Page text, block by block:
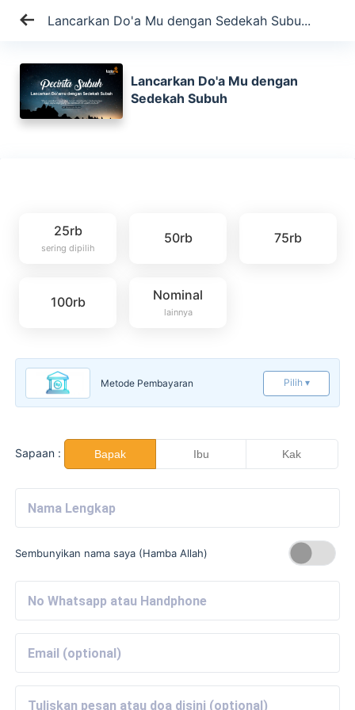
Lancarkan Do'a Mu dengan Sedekah Subu...
Lancarkan Do'a Mu dengan
Sedekah Subuh
25rb
sering dipilih
50rb 75rb
100rb Nominal
lainnya
Metode Pembayaran Pilih ▾
Sapaan : Bapak Ibu Kak
Sembunyikan nama saya (Hamba Allah)